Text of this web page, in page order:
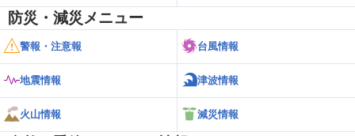
防災・減災メニュー
警報・注意報 台風情報
地震情報 津波情報
火山情報 減災情報